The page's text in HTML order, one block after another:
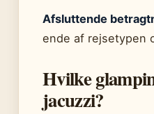
Afsluttende
ende af rejsetypen
Hvilke
jacuzzi?